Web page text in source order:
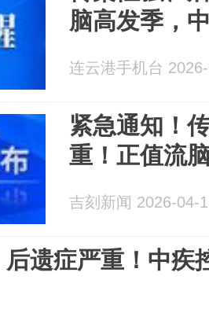
脑高发季，
连云港手机台
紧急通知！
重！正值流
吉刻新闻 2026-04-
遗症严重！中疾